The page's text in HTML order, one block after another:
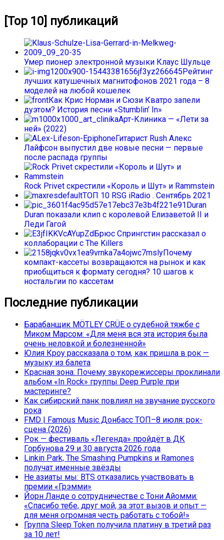
[Top 10] публикаций
Умер пионер электронной музыки Клаус Шульце
Рейтинг
лучших катушечных магнитофонов 2021 года – 8
моделей на любой кошелек
Как Крис Норман и Сюзи Кватро запели
дуэтом? История песни «Stumblin’ In»
Арт-Клиника — «Лети за
ней» (2022)
Гитарист Rush Алекс
Лайфсон выпустил две новые песни — первые
после распада группы
Rock Privet скрестили «Король и Шут» и Rammstein
ТОП 10 RSG iRadio . Сентябрь 2021
Duran
Duran показали клип с королевой Елизаветой II и
Леди Гагой
Брюс Спрингстин рассказал о
коллаборации с The Killers
Почему
компакт-кассеты возвращаются на рынок и как
приобщиться к формату сегодня? 10 шагов к
ностальгии по кассетам
Последние публикации
Барабанщик MÖTLEY CRÜE о судебной тяжбе с
Миком Марсом: «Для меня вся эта история была
очень неловкой и болезненной»
Юлия Кроу рассказала о том, как пришла в рок —
музыку из балета
Красная зона: Почему звукорежиссеры проклинали
альбом «In Rock» группы Deep Purple при
мастеринге?
Как сибирский панк повлиял на звучание русского
рока
FMD | Famous Music Донбасс ТОП–8 июля: рок-
сцена (2026)
Рок — фестиваль «Легенда» пройдёт в ДК
Горбунова 29 и 30 августа 2026 года
Linkin Park, The Smashing Pumpkins и Ramones
получат именные звёзды
Не азиаты мы: BTS отказались участвовать в
премии «Грэмми»
Йорн Ланде о сотрудничестве с Тони Айомми:
«Спасибо тебе, друг мой, за этот вызов и опыт —
для меня огромная честь работать с тобой!»
Группа Sleep Token получила платину в третий раз
за 10 лет!